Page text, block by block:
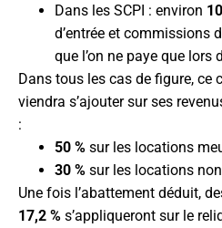
Dans les SCPI : environ
d’entrée et commissions
que l’on ne paye que lors
Dans tous les cas de figure, ce
viendra s’ajouter sur ses
:
50 % sur les locations
30 % sur les locations
Une fois l’abattement déduit,
17,2 % s’appliqueront sur le